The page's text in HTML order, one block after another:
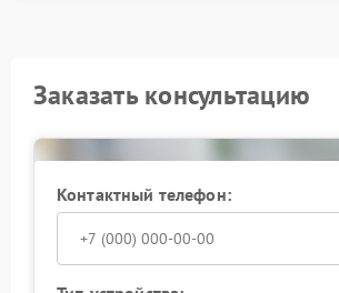
Заказать консультацию
Контактный телефон: